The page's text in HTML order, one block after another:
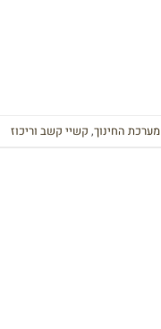
מערכת החינוך, קשיי קשב וריכוז